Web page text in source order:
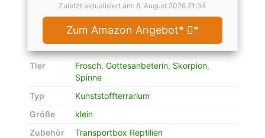
Zuletzt aktualisiert am: 8. August 2026 21:34
Zum Amazon Angebot* *
Tier Frosch, Gottesanbeterin, Skorpion,
Spinne
Typ
Kunststoffterrarium
Größe
klein
Zubehör
Transportbox Reptilien